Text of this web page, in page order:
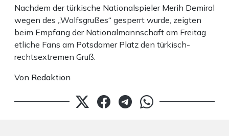
Nachdem der türkische Nationalspieler Merih Demiral
wegen des „Wolfsgrußes“ gesperrt wurde, zeigten
beim Empfang der Nationalmannschaft am Freitag
etliche Fans am Potsdamer Platz den türkisch-
rechtsextremen Gruß.
Von Redaktion